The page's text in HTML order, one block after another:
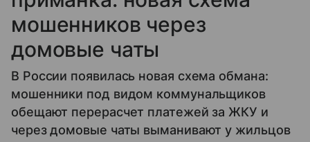
мошенников через
домовые чаты
В России появилась новая схема обмана:
мошенники под видом коммунальщиков
обещают перерасчет платежей за ЖКУ и
через домовые чаты выманивают у жильцов